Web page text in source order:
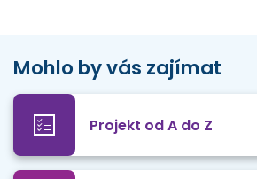
Mohlo by vás zajímat
Projekt od A do Z